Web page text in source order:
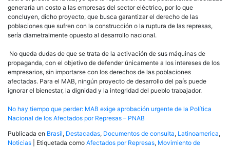
generaría un costo a las empresas del sector eléctrico, por lo que
concluyen, dicho proyecto, que busca garantizar el derecho de las
poblaciones que sufren con la construcción o la ruptura de las represas,
sería diametralmente opuesto al desarrollo nacional.
No queda dudas de que se trata de la activación de sus máquinas de
propaganda, con el objetivo de defender únicamente a los intereses de los
empresarios, sin importarse con los derechos de las poblaciones
afectadas. Para el MAB, ningún proyecto de desarrollo del país puede
ignorar el bienestar, la dignidad y la integridad del pueblo trabajador.
No hay tiempo que perder: MAB exige aprobación urgente de la Política
Nacional de los Afectados por Represas – PNAB
Publicada en Brasil, Destacadas, Documentos de consulta, Latinoamerica,
Noticias
Etiquetada como Afectados por Represas, Movimiento de